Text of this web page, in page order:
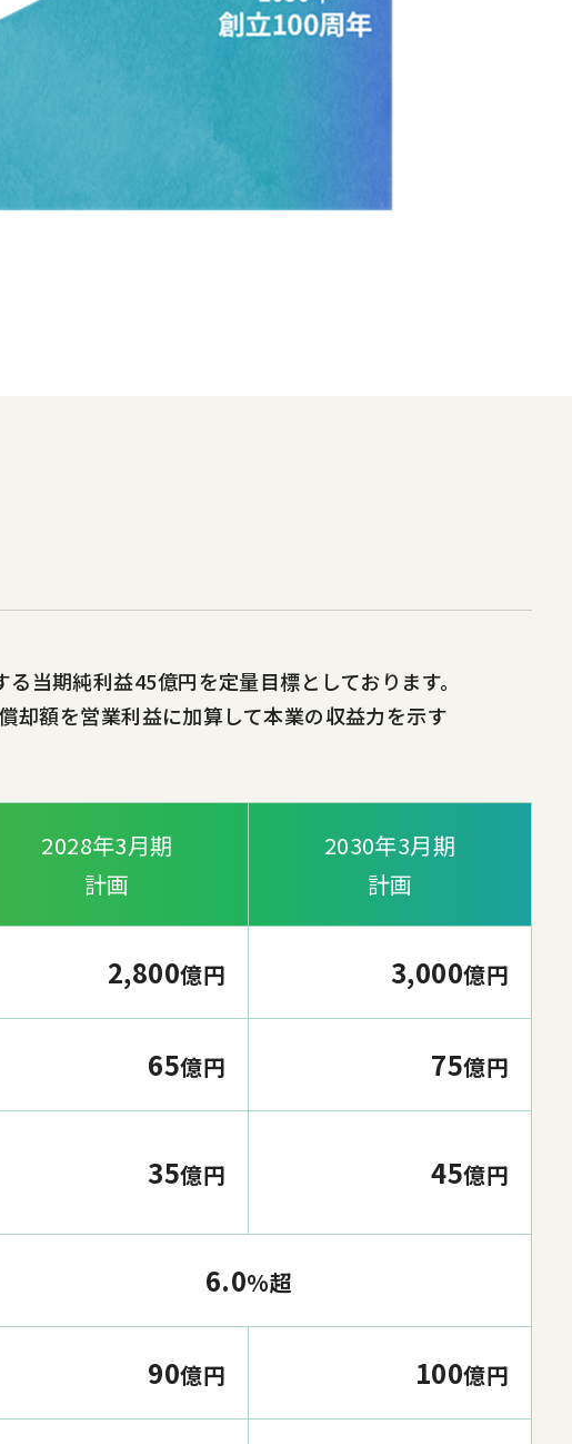
当期純利益45億円を定量目標としております。
却額を営業利益に加算して本業の収益力を示す
2028年3月期
計画
2030年3月期
計画
2,800億円 3,000億円
65億円 75億円
35億円 45億円
6.0%超
90億円 100億円